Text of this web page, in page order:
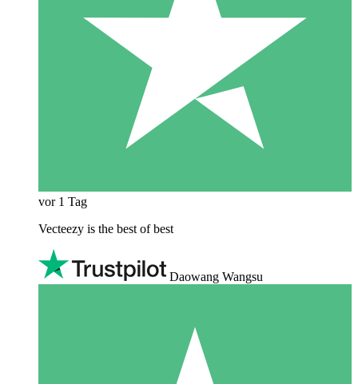
vor 1 Tag
Vecteezy is the best of best
Daowang Wangsu